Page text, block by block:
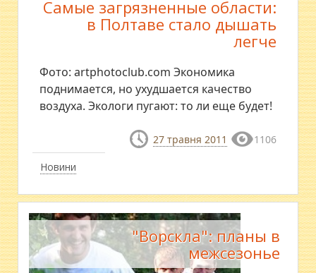
Новини
Самые загрязненные области:
в Полтаве стало дышать
легче
Фото: artphotoclub.com Экономика
поднимается, но ухудшается качество
воздуха. Экологи пугают: то ли еще будет!
27 травня 2011 1106
"Ворскла": планы в
межсезонье